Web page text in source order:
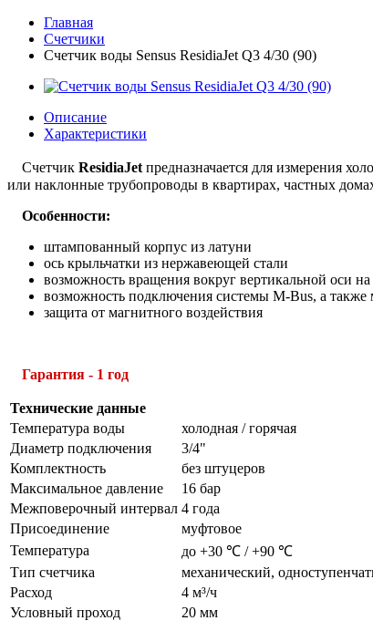
Главная
Счетчики
Счетчик воды Sensus ResidiaJet Q3 4/30 (90)
Описание
Характеристики
Счетчик ResidiaJet предназначается для измерения
или наклонные трубопроводы в квартирах, частных
Особенности:
штампованный корпус из латуни
ось крыльчатки из нержавеющей стали
возможность вращения вокруг вертикальной оси на
возможность подключения системы M-Bus, а
защита от магнитного воздействия
Гарантия - 1 год
Технические данные
Температура воды
холодная / горячая
Диаметр подключения
3/4"
Комплектность
без штуцеров
Максимальное давление
16 бар
Межповерочный интервал 4 года
Присоединение
муфтовое
Температура
до +30 ℃ / +90 ℃
Тип счетчика
механический,
Расход
4 м³/ч
Условный проход
20 мм